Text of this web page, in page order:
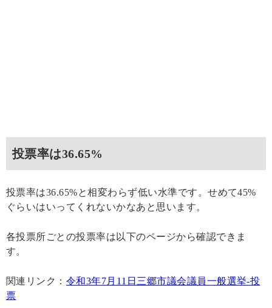
投票率は36.65%
投票率は36.65%と相変わらず低い水準です。せめて45%
ぐらいはいってくれないかなあと思います。
各投票所ごとの投票率は以下のページから確認できま
す。
関連リンク： 令和3年7月11日三郷市議会議員一般選挙-投
票